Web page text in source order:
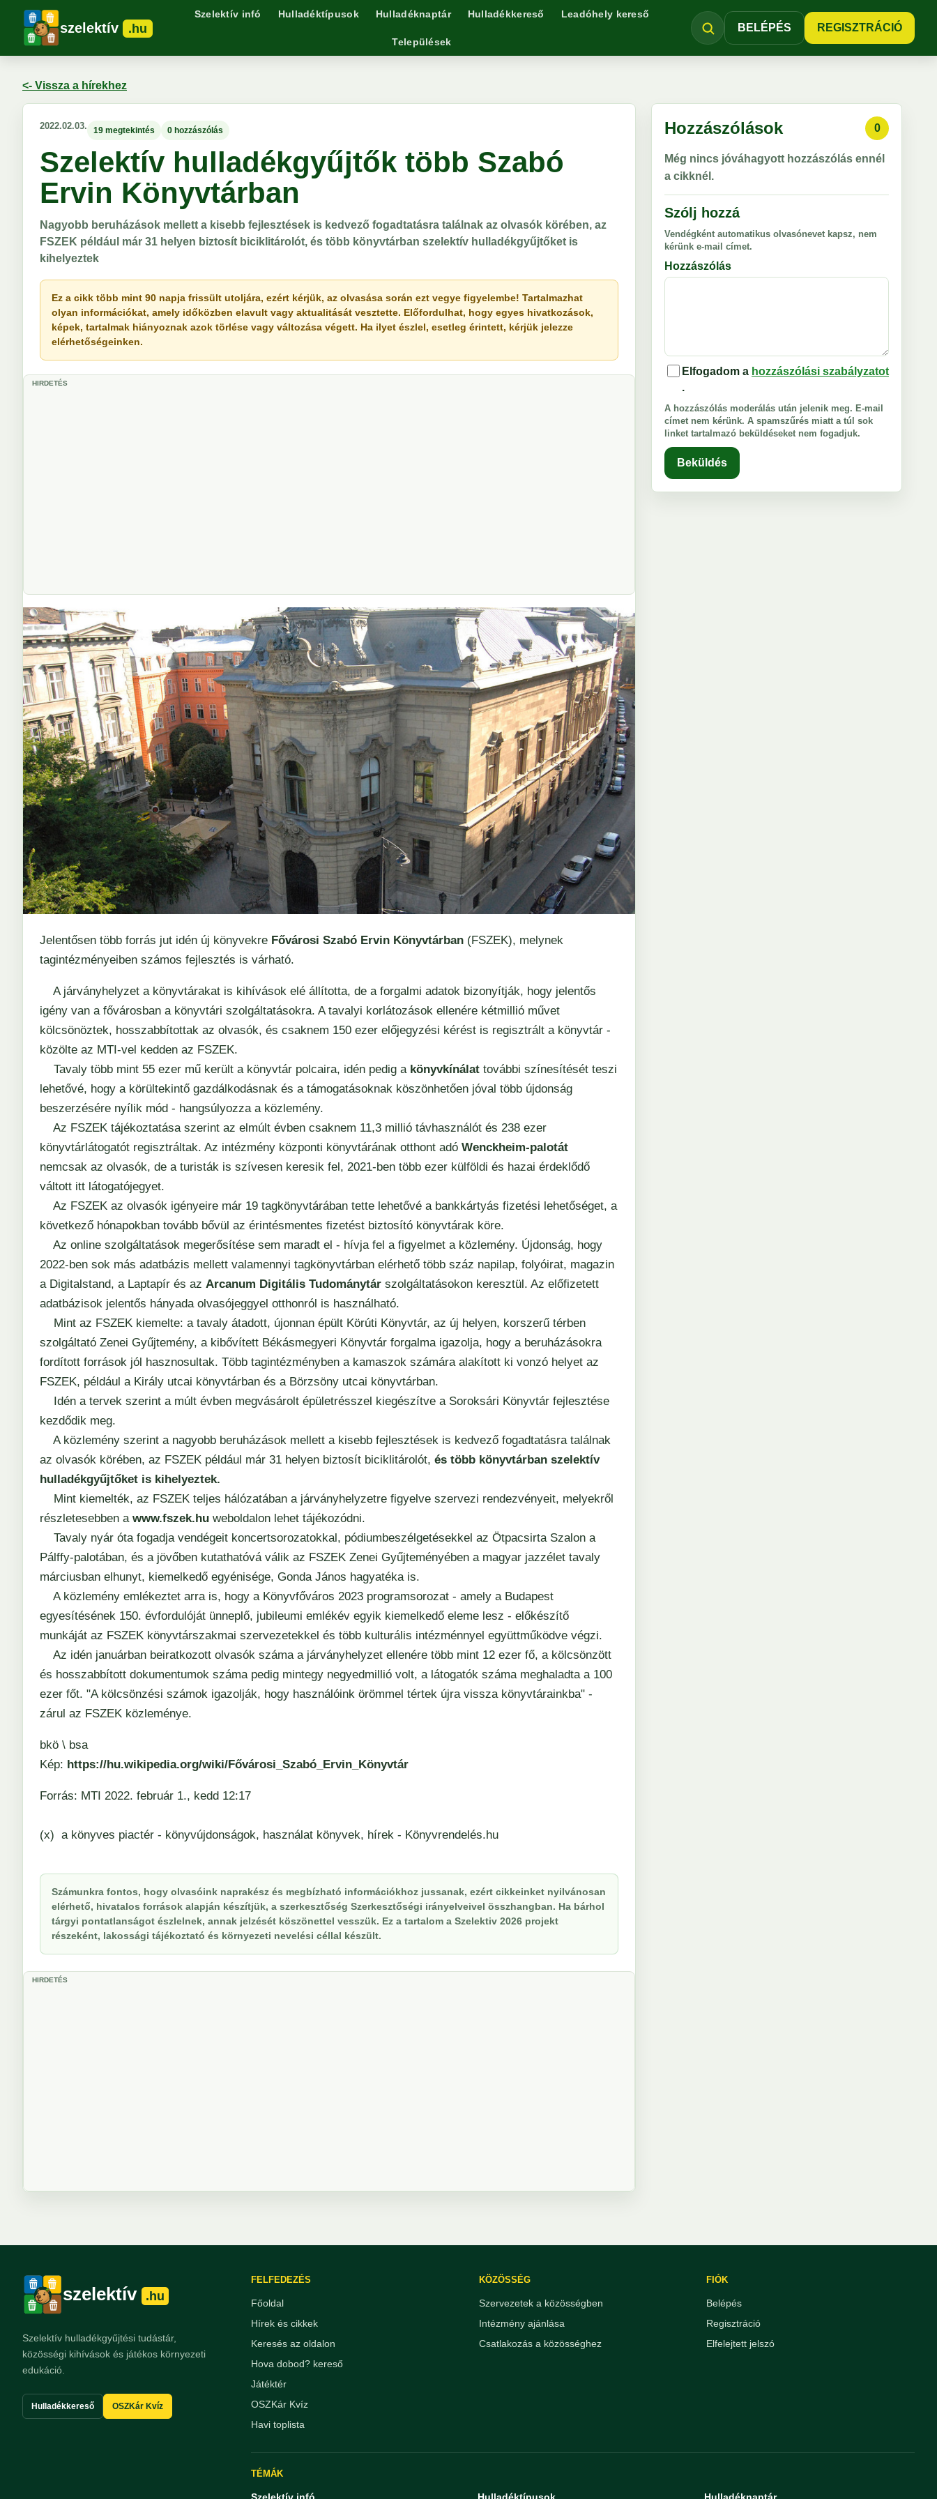
szelektív .hu
Szelektív infó Hulladéktípusok Hulladéknaptár Hulladékkereső Leadóhely kereső
Települések
BELÉPÉS REGISZTRÁCIÓ
<- Vissza a hírekhez
2022.02.03. 19 megtekintés 0 hozzászólás
Szelektív hulladékgyűjtők több Szabó
Ervin Könyvtárban
Nagyobb beruházások mellett a kisebb fejlesztések is kedvező fogadtatásra találnak az olvasók körében, az
FSZEK például már 31 helyen biztosít biciklitárolót, és több könyvtárban szelektív hulladékgyűjtőket is
kihelyeztek
Ez a cikk több mint 90 napja frissült utoljára, ezért kérjük, az olvasása során ezt vegye figyelembe! Tartalmazhat
olyan információkat, amely időközben elavult vagy aktualitását vesztette. Előfordulhat, hogy egyes hivatkozások,
képek, tartalmak hiányoznak azok törlése vagy változása végett. Ha ilyet észlel, esetleg érintett, kérjük jelezze
elérhetőségeinken.
HIRDETÉS
Jelentősen több forrás jut idén új könyvekre Fővárosi Szabó Ervin Könyvtárban (FSZEK), melynek
tagintézményeiben számos fejlesztés is várható.
A járványhelyzet a könyvtárakat is kihívások elé állította, de a forgalmi adatok bizonyítják, hogy jelentős
igény van a fővárosban a könyvtári szolgáltatásokra. A tavalyi korlátozások ellenére kétmillió művet
kölcsönöztek, hosszabbítottak az olvasók, és csaknem 150 ezer előjegyzési kérést is regisztrált a könyvtár -
közölte az MTI-vel kedden az FSZEK.
Tavaly több mint 55 ezer mű került a könyvtár polcaira, idén pedig a könyvkínálat további színesítését teszi
lehetővé, hogy a körültekintő gazdálkodásnak és a támogatásoknak köszönhetően jóval több újdonság
beszerzésére nyílik mód - hangsúlyozza a közlemény.
Az FSZEK tájékoztatása szerint az elmúlt évben csaknem 11,3 millió távhasználót és 238 ezer
könyvtárlátogatót regisztráltak. Az intézmény központi könyvtárának otthont adó Wenckheim-palotát
nemcsak az olvasók, de a turisták is szívesen keresik fel, 2021-ben több ezer külföldi és hazai érdeklődő
váltott itt látogatójegyet.
Az FSZEK az olvasók igényeire már 19 tagkönyvtárában tette lehetővé a bankkártyás fizetési lehetőséget, a
következő hónapokban tovább bővül az érintésmentes fizetést biztosító könyvtárak köre.
Az online szolgáltatások megerősítése sem maradt el - hívja fel a figyelmet a közlemény. Újdonság, hogy
2022-ben sok más adatbázis mellett valamennyi tagkönyvtárban elérhető több száz napilap, folyóirat, magazin
a Digitalstand, a Laptapír és az Arcanum Digitális Tudománytár szolgáltatásokon keresztül. Az előfizetett
adatbázisok jelentős hányada olvasójeggyel otthonról is használható.
Mint az FSZEK kiemelte: a tavaly átadott, újonnan épült Körúti Könyvtár, az új helyen, korszerű térben
szolgáltató Zenei Gyűjtemény, a kibővített Békásmegyeri Könyvtár forgalma igazolja, hogy a beruházásokra
fordított források jól hasznosultak. Több tagintézményben a kamaszok számára alakított ki vonzó helyet az
FSZEK, például a Király utcai könyvtárban és a Börzsöny utcai könyvtárban.
Idén a tervek szerint a múlt évben megvásárolt épületrésszel kiegészítve a Soroksári Könyvtár fejlesztése
kezdődik meg.
A közlemény szerint a nagyobb beruházások mellett a kisebb fejlesztések is kedvező fogadtatásra találnak
az olvasók körében, az FSZEK például már 31 helyen biztosít biciklitárolót, és több könyvtárban szelektív
hulladékgyűjtőket is kihelyeztek.
Mint kiemelték, az FSZEK teljes hálózatában a járványhelyzetre figyelve szervezi rendezvényeit, melyekről
részletesebben a www.fszek.hu weboldalon lehet tájékozódni.
Tavaly nyár óta fogadja vendégeit koncertsorozatokkal, pódiumbeszélgetésekkel az Ötpacsirta Szalon a
Pálffy-palotában, és a jövőben kutathatóvá válik az FSZEK Zenei Gyűjteményében a magyar jazzélet tavaly
márciusban elhunyt, kiemelkedő egyénisége, Gonda János hagyatéka is.
A közlemény emlékeztet arra is, hogy a Könyvfőváros 2023 programsorozat - amely a Budapest
egyesítésének 150. évfordulóját ünneplő, jubileumi emlékév egyik kiemelkedő eleme lesz - előkészítő
munkáját az FSZEK könyvtárszakmai szervezetekkel és több kulturális intézménnyel együttműködve végzi.
Az idén januárban beiratkozott olvasók száma a járványhelyzet ellenére több mint 12 ezer fő, a kölcsönzött
és hosszabbított dokumentumok száma pedig mintegy negyedmillió volt, a látogatók száma meghaladta a 100
ezer főt. "A kölcsönzési számok igazolják, hogy használóink örömmel tértek újra vissza könyvtárainkba" -
zárul az FSZEK közleménye.
bkö \ bsa
Kép: https://hu.wikipedia.org/wiki/Fővárosi_Szabó_Ervin_Könyvtár
Forrás: MTI 2022. február 1., kedd 12:17
(x) a könyves piactér - könyvújdonságok, használat könyvek, hírek - Könyvrendelés.hu
Számunkra fontos, hogy olvasóink naprakész és megbízható információkhoz jussanak, ezért cikkeinket nyilvánosan
elérhető, hivatalos források alapján készítjük, a szerkesztőség Szerkesztőségi irányelveivel összhangban. Ha bárhol
tárgyi pontatlanságot észlelnek, annak jelzését köszönettel vesszük. Ez a tartalom a Szelektiv 2026 projekt
részeként, lakossági tájékoztató és környezeti nevelési céllal készült.
HIRDETÉS
Hozzászólások 0
Még nincs jóváhagyott hozzászólás ennél
a cikknél.
Szólj hozzá
Vendégként automatikus olvasónevet kapsz, nem
kérünk e-mail címet.
Hozzászólás
Elfogadom a hozzászólási szabályzatot
.
A hozzászólás moderálás után jelenik meg. E-mail
címet nem kérünk. A spamszűrés miatt a túl sok
linket tartalmazó beküldéseket nem fogadjuk.
Beküldés
szelektív .hu
Szelektív hulladékgyűjtési tudástár,
közösségi kihívások és játékos környezeti
edukáció.
Hulladékkereső OSZKár Kvíz
FELFEDEZÉS
Főoldal
Hírek és cikkek
Keresés az oldalon
Hova dobod? kereső
Játéktér
OSZKár Kvíz
Havi toplista
KÖZÖSSÉG
Szervezetek a közösségben
Intézmény ajánlása
Csatlakozás a közösséghez
FIÓK
Belépés
Regisztráció
Elfelejtett jelszó
TÉMÁK